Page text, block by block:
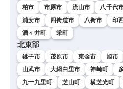
柏市 市原市 流山市 八千代
浦安市
四街道市 八街市 印
酒々井町
栄町
北東部
銚子市 茂原市 東金市 旭市
山武市
大網白里市 神崎町
九十九里町
芝山町 横芝光町